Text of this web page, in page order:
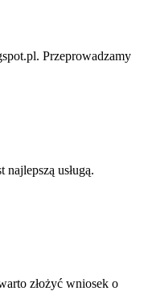
Przeprowadzamy
usługą.
złożyć wniosek o